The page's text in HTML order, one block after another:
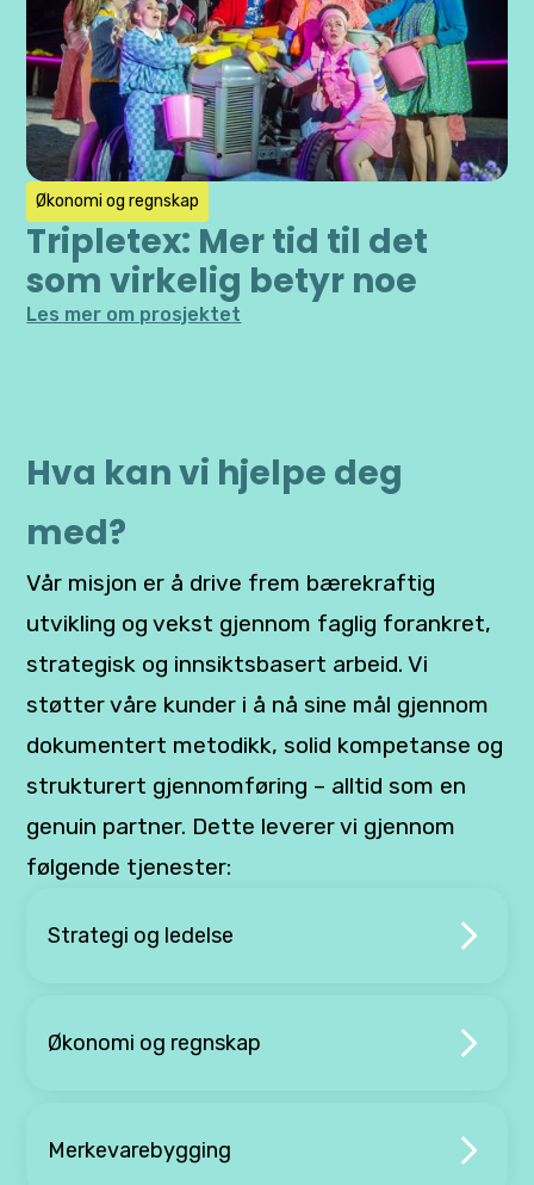
Økonomi og regnskap
Tripletex: Mer tid til det
som virkelig betyr noe
Les mer om prosjektet
Hva kan vi hjelpe deg
med?
Vår misjon er å drive frem bærekraftig
utvikling og vekst gjennom faglig forankret,
strategisk og innsiktsbasert arbeid. Vi
støtter våre kunder i å nå sine mål gjennom
dokumentert metodikk, solid kompetanse og
strukturert gjennomføring – alltid som en
genuin partner. Dette leverer vi gjennom
følgende tjenester:
Strategi og ledelse
Økonomi og regnskap
Merkevarebygging